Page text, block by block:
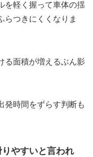
を軽く握って車体の揺
らつきにくくなりま
る面積が増えるぶん影
発時間をずらす判断も
やすいと言われ